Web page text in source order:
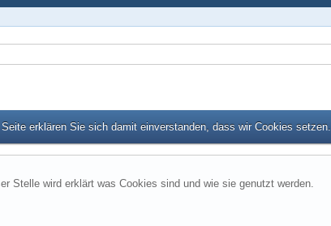
erklären Sie sich damit einverstanden, dass wir Cookies setzen.
Stelle wird erklärt was Cookies sind und wie sie genutzt werden.